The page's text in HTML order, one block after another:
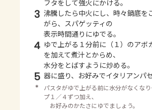
フタをして強火にかける。
3 沸騰したら中火にし、時々鍋底を
がら、スパゲッティの
表示時間通りにゆでる。
4 ゆで上がる１分前に（１）のアボ
を加えて煮汁とからめ、
水分をとばすように炒める。
5 器に盛り、お好みでイタリアンパ
＊
パスタがゆで上がる前に水分がなくな
プ１／４ずつ加え、
お好みのかたさにゆでましょう。